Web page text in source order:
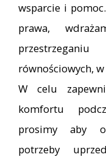
wsparcie i
prawa,
równościowych,
W celu
komfortu
prosimy aby
potrzeby